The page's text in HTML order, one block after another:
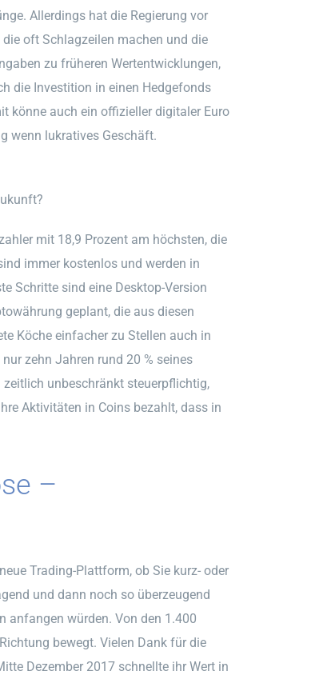
Allerdings hat die Regierung vor
oft Schlagzeilen machen und die
zu früheren Wertentwicklungen,
die Investition in einen Hedgefonds
könne auch ein offizieller digitaler Euro
wenn lukratives Geschäft.
mit 18,9 Prozent am höchsten, die
immer kostenlos und werden in
Schritte sind eine Desktop-Version
geplant, die aus diesen
Köche einfacher zu Stellen auch in
zehn Jahren rund 20 % seines
unbeschränkt steuerpflichtig,
Aktivitäten in Coins bezahlt, dass in
–
Trading-Plattform, ob Sie kurz- oder
und dann noch so überzeugend
anfangen würden. Von den 1.400
bewegt. Vielen Dank für die
Dezember 2017 schnellte ihr Wert in